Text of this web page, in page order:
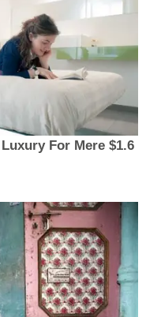
For Mere $1.6